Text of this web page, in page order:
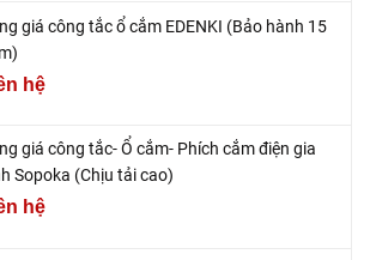
giá công tắc ổ cắm EDENKI (Bảo hành 15
hệ
giá công tắc- Ổ cắm- Phích cắm điện gia
Sopoka (Chịu tải cao)
hệ